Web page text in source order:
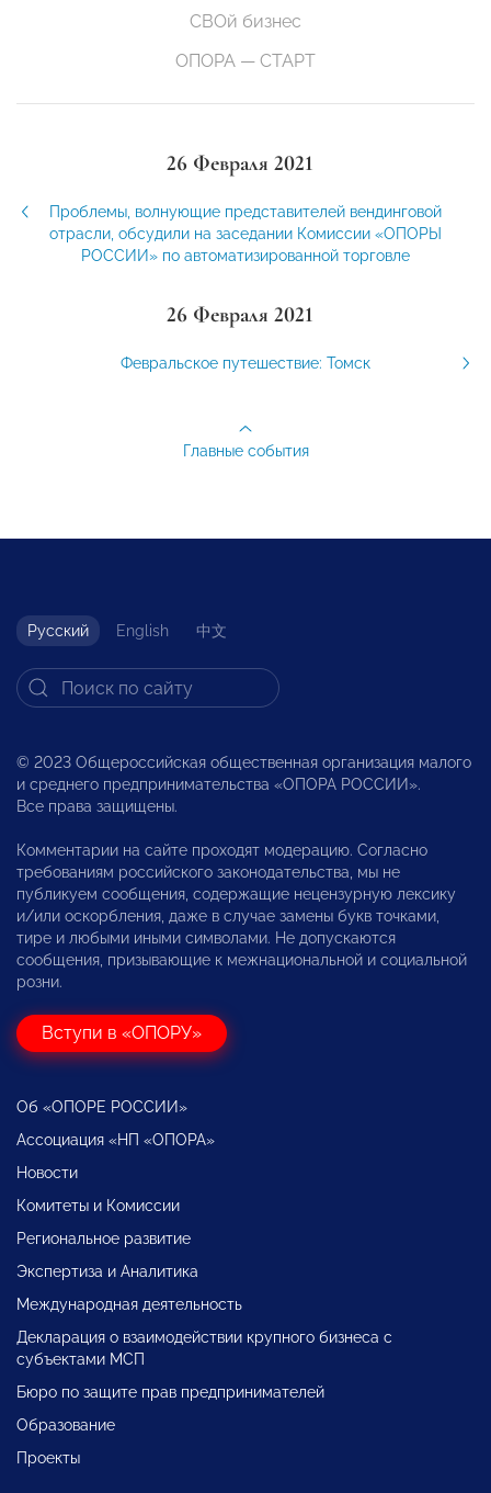
СВОй бизнес
ОПОРА — СТАРТ
26 Февраля 2021
Проблемы, волнующие представителей вендинговой
отрасли, обсудили на заседании Комиссии «ОПОРЫ
РОССИИ» по автоматизированной торговле
26 Февраля 2021
Февральское путешествие: Томск
Главные события
Русский English 中文
© 2023 Общероссийская общественная организация малого
и среднего предпринимательства «ОПОРА РОССИИ».
Все права защищены.
Комментарии на сайте проходят модерацию. Согласно
требованиям российского законодательства, мы не
публикуем сообщения, содержащие нецензурную лексику
и/или оскорбления, даже в случае замены букв точками,
тире и любыми иными символами. Не допускаются
сообщения, призывающие к межнациональной и социальной
розни.
Вступи в «ОПОРУ»
Об «ОПОРЕ РОССИИ»
Ассоциация «НП «ОПОРА»
Новости
Комитеты и Комиссии
Региональное развитие
Экспертиза и Аналитика
Международная деятельность
Декларация о взаимодействии крупного бизнеса с
субъектами МСП
Бюро по защите прав предпринимателей
Образование
Проекты